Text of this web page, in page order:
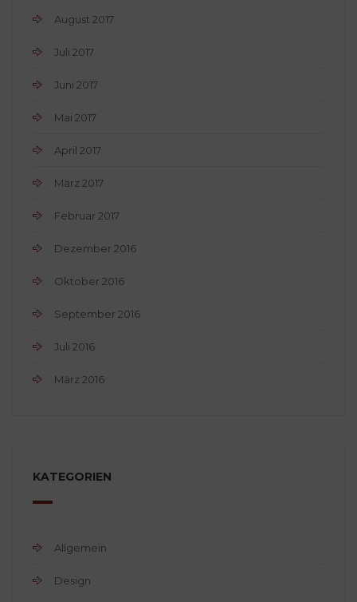
August 2017
Juli 2017
Juni 2017
Mai 2017
April 2017
März 2017
Februar 2017
Dezember 2016
Oktober 2016
September 2016
Juli 2016
März 2016
KATEGORIEN
Allgemein
Design